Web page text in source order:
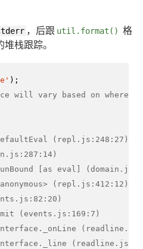
，后跟 util.format() 格
栈跟踪。
will vary based on where
(repl.js:248:27)
[as eval]
(repl.js:412:12)
(events.js:169:7)